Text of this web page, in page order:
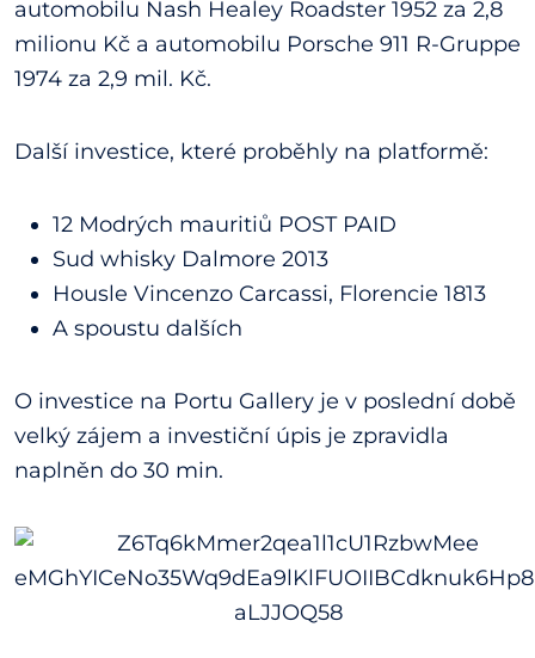
automobilu Nash Healey Roadster 1952 za 2,8
milionu Kč a automobilu Porsche 911 R-Gruppe
1974 za 2,9 mil. Kč.
Další investice, které proběhly na platformě:
12 Modrých mauritiů POST PAID
Sud whisky Dalmore 2013
Housle Vincenzo Carcassi, Florencie 1813
A spoustu dalších
O investice na Portu Gallery je v poslední době
velký zájem a investiční úpis je zpravidla
naplněn do 30 min.